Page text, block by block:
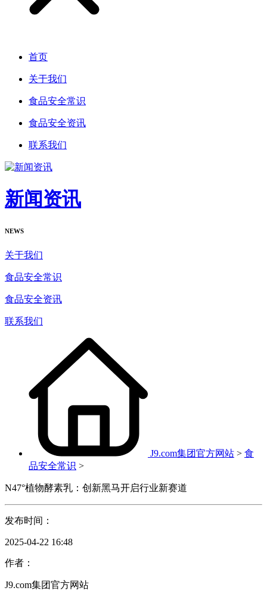
首页
关于我们
食品安全常识
食品安全资讯
联系我们
新闻资讯
NEWS
关于我们
食品安全常识
食品安全资讯
联系我们
J9.com集团官方网站 > 食
品安全常识 >
N47°植物酵素乳：创新黑马开启行业新赛道
发布时间：
2025-04-22 16:48
作者：
J9.com集团官方网站